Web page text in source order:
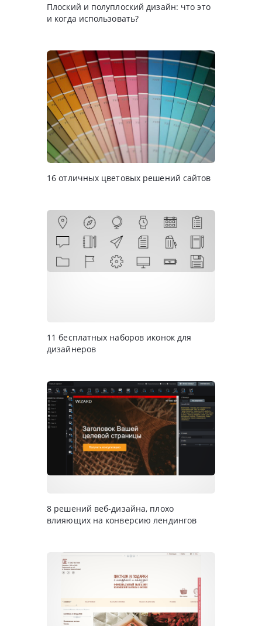
Плоский и полуплоский дизайн: что это
и когда использовать?
16 отличных цветовых решений сайтов
11 бесплатных наборов иконок для
дизайнеров
8 решений веб-дизайна, плохо
влияющих на конверсию лендингов